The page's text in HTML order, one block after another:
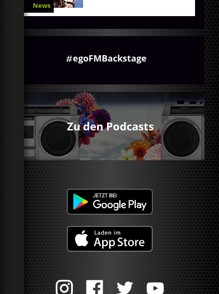
News
egoFMBackstage
Zu den Podcasts